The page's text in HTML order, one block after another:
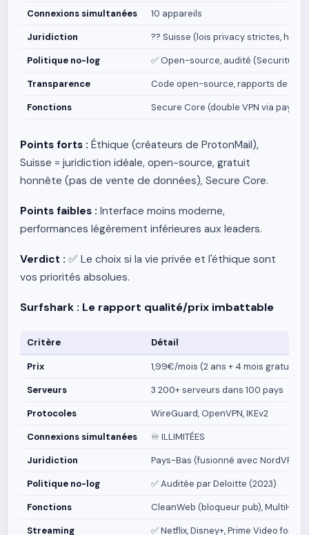
Connexions simultanées
10 appareils
Juridiction
?? Suisse (lois privacy strictes, hors
Politique no-log
✅ Open-source, audité (Securitum
Transparence
Code open-source, rapports de
Fonctions
Secure Core (double VPN via pays
Points forts : Éthique (créateurs de ProtonMail),
Suisse = juridiction idéale, open-source, gratuit
honnête (pas de vente de données), Secure Core.
Points faibles : Interface moins moderne,
performances légèrement inférieures aux leaders.
Verdict : ✅ Le choix si la vie privée et l'éthique sont
vos priorités absolues.
Surfshark : Le rapport qualité/prix imbattable
Critère Détail
Prix
1,99€/mois (2 ans + 4 mois gratuits) |
Serveurs
3 200+ serveurs dans 100 pays
Protocoles
WireGuard, OpenVPN, IKEv2
Connexions simultanées
♾️ ILLIMITÉES
Juridiction
Pays-Bas (fusionné avec NordVPN/
Politique no-log
✅ Auditée par Deloitte (2023)
Fonctions
CleanWeb (bloqueur pub), MultiHop
Streaming
✅ Netflix, Disney+, Prime Video